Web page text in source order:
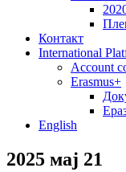
Контакт
International
Account
Erasmus+
English
2025 мај 21